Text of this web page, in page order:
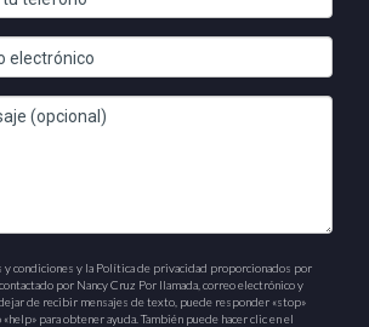
condiciones y la Política de privacidad proporcionados por
por Nancy Cruz Por llamada, correo electrónico y
de recibir mensajes de texto, puede responder «stop»
para obtener ayuda. También puede hacer clic en el